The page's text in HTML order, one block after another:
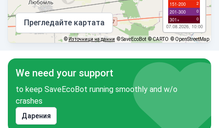
151-200 2
201-300 0
301+ 0
07.08.2026, 10:00
Прегледайте картата
© Източници на данни © SaveEcoBot © CARTO © OpenStreetMap
We need your support
to keep SaveEcoBot running smoothly and w/o
crashes
Дарения